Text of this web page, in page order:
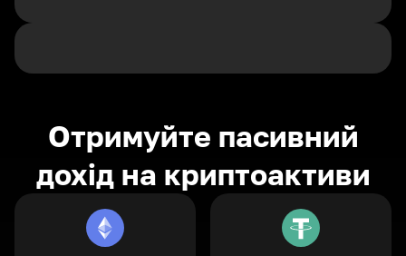
Отримуйте пасивний
дохід на криптоактиви